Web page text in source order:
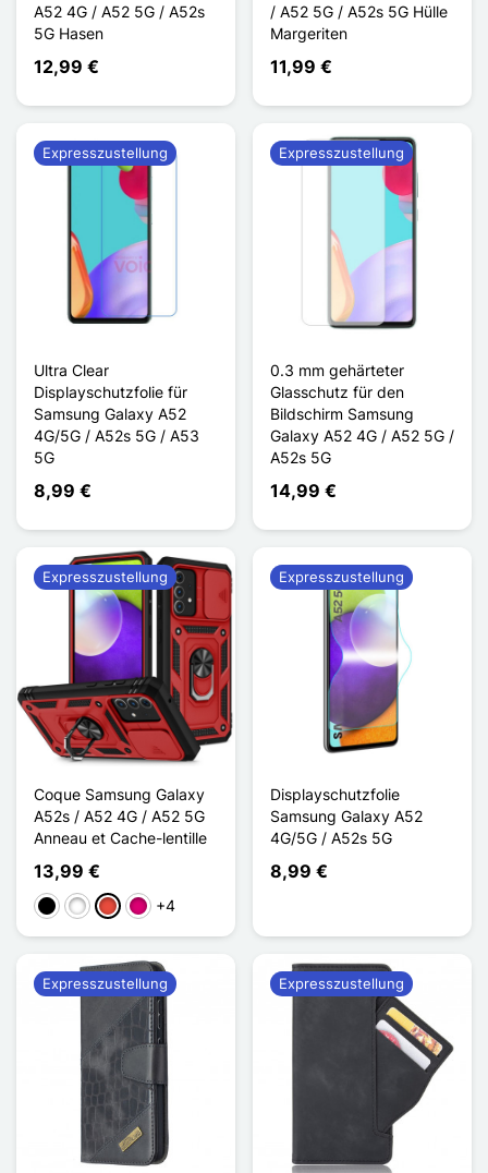
A52 4G / A52 5G / A52s
5G Hasen
12,99 €
/ A52 5G / A52s 5G Hülle
Margeriten
11,99 €
Ultra Clear
Displayschutzfolie für
Samsung Galaxy A52
4G/5G / A52s 5G / A53
5G
8,99 €
Expresszustellung
0.3 mm gehärteter
Glasschutz für den
Bildschirm Samsung
Galaxy A52 4G / A52 5G /
A52s 5G
14,99 €
Expresszustellung
Coque Samsung Galaxy
A52s / A52 4G / A52 5G
Anneau et Cache-lentille
13,99 €
Schwarz
WeißRot Magenta
+4
Expresszustellung
Displayschutzfolie
Samsung Galaxy A52
4G/5G / A52s 5G
8,99 €
Expresszustellung
Expresszustellung Expresszustellung